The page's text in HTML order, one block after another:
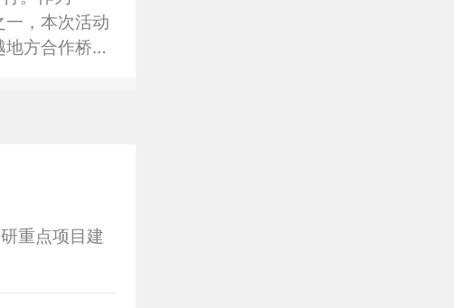
，本次活动
地方合作桥
重点项目建